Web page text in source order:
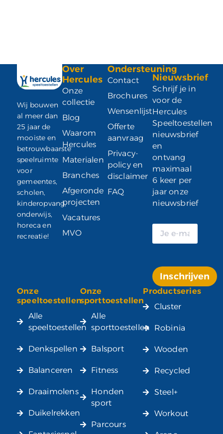
Wij bouwen
al meer dan
25 jaar de
mooiste en
betrouwbaarste
speelruimte
voor
gemeentes,
scholen,
kinderopvang,
onderwijs,
horeca en
recreatie!
Over
Hercules
Onze
collectie
Blog
Waarom
Hercules
Materialen
Branches
Afgeronde
projecten
Vacatures
MVO
Ondersteuning
Contact
Brochures
Wensenlijst
Offerte
aanvraag
Privacy-
policy en
disclaimer
FAQ
Nieuwsbrief
Schrijf je in
voor de
Hercules
Speeltoestellen
nieuwsbrief
en
ontvang
maximaal
6 keer per
jaar onze
nieuwsbrief
Inschrijven
Alternative:
Onze
speeltoestellen
Alle
speeltoestellen
Denkspellen
Balanceren
Draaimolens
Duikelrekken
Onze
sporttoestellen
Alle
sporttoestellen
Balsport
Fitness
Honden
sport
Parcours
Productseries
Cluster
Robinia
Wooden
Recycled
Steel+
Workout